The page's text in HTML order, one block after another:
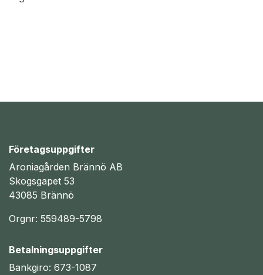
Företagsuppgifter
Aroniagården Brännö AB
Skogsgapet 53
43085 Brännö
Orgnr: 559489-5798
Betalningsuppgifter
Bankgiro: 673-1087